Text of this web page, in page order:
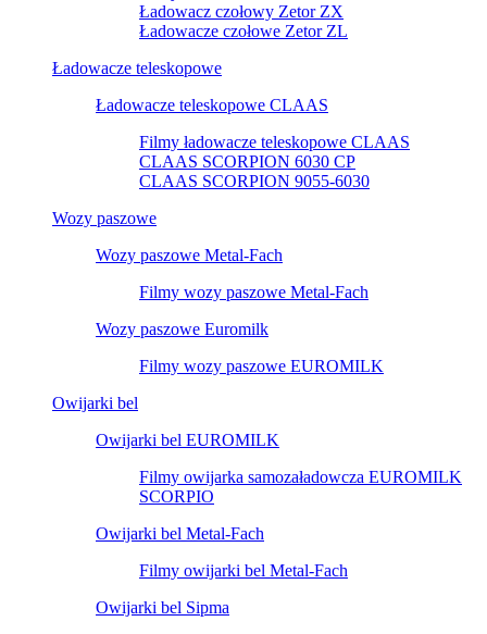
Ładowacz czołowy Zetor ZX
Ładowacze czołowe Zetor ZL
Ładowacze teleskopowe
Ładowacze teleskopowe CLAAS
Filmy ładowacze teleskopowe CLAAS
CLAAS SCORPION 6030 CP
CLAAS SCORPION 9055-6030
Wozy paszowe
Wozy paszowe Metal-Fach
Filmy wozy paszowe Metal-Fach
Wozy paszowe Euromilk
Filmy wozy paszowe EUROMILK
Owijarki bel
Owijarki bel EUROMILK
Filmy owijarka samozaładowcza EUROMILK
SCORPIO
Owijarki bel Metal-Fach
Filmy owijarki bel Metal-Fach
Owijarki bel Sipma